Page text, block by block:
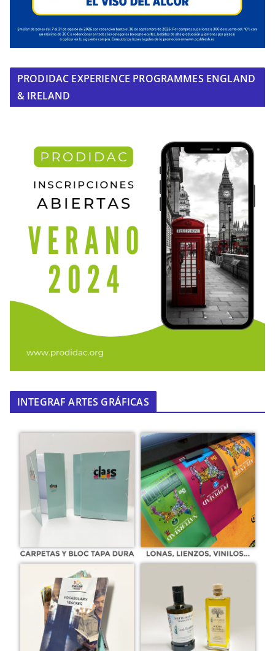
PRODIDAC EXPERIENCE PROGRAMMES ENGLAND
& IRELAND
INTEGRAF ARTES GRÁFICAS